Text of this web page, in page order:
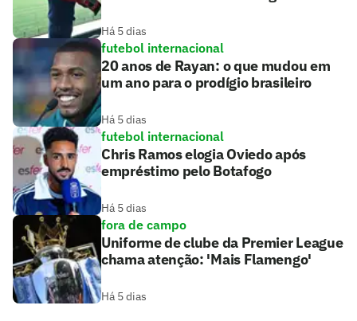
Há 5 dias
futebol internacional
20 anos de Rayan: o que mudou em
um ano para o prodígio brasileiro
Há 5 dias
futebol internacional
Chris Ramos elogia Oviedo após
empréstimo pelo Botafogo
Há 5 dias
fora de campo
Uniforme de clube da Premier League
chama atenção: 'Mais Flamengo'
Há 5 dias